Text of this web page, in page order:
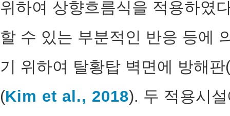
위하여 상향흐름식을 적용하였
할 수 있는 부분적인 반응 등에
기 위하여 탈황탑 벽면에 방해
(Kim et al., 2018). 두 적용시